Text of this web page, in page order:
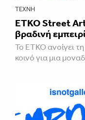
ΤΈΧΝΗ
ETKO Street
βραδινή
Το ETKO ανοίγει
κοινό για μια